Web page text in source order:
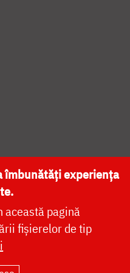
NAȚIONALĂ
îmbunătăți experiența
această pagină
fișierelor de tip